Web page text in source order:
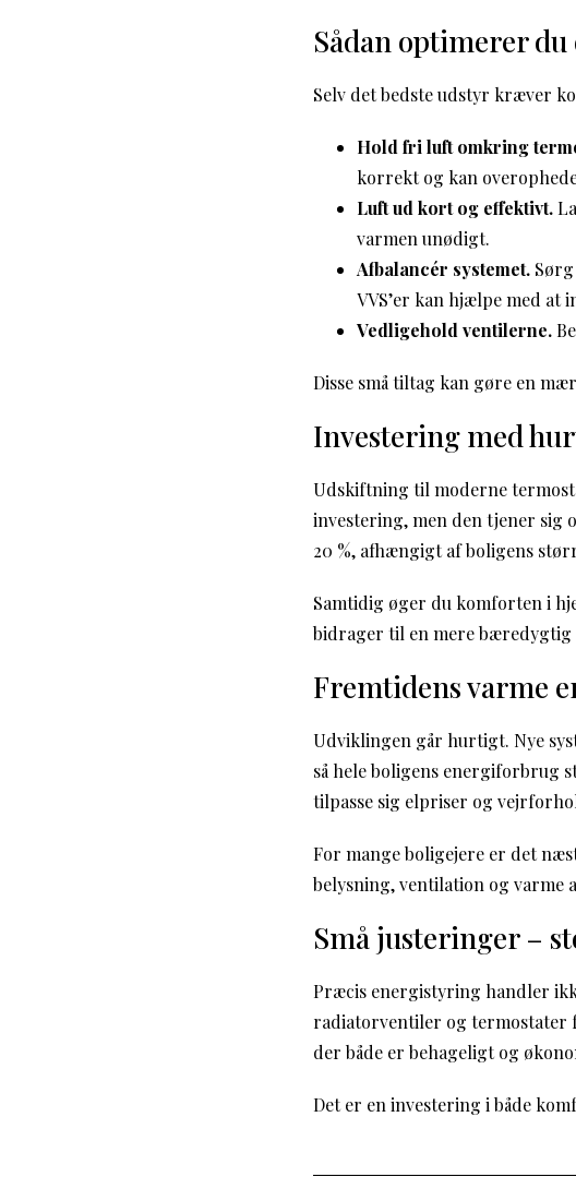
Sådan optimerer
Selv det bedste udstyr kræver
Hold fri luft omkring
korrekt og kan
Luft ud kort og effektivt.
varmen unødigt.
Afbalancér systemet.
VVS’er kan hjælpe med at
Vedligehold ventilerne.
Disse små tiltag kan gøre en
Investering med
Udskiftning til moderne
investering, men den tjener sig
20 %, afhængigt af boligens
Samtidig øger du komforten i
bidrager til en mere bæredygtig
Fremtidens varme
Udviklingen går hurtigt. Nye
så hele boligens energiforbrug
tilpasse sig elpriser og
For mange boligejere er det
belysning, ventilation og varme
Små justeringer –
Præcis energistyring handler
radiatorventiler og termostater
der både er behageligt og
Det er en investering i både